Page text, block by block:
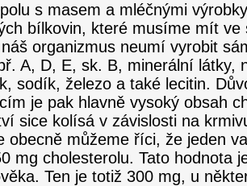
s masem a mléčnými
bílkovin, které musíme mít ve
organizmus neumí vyrobit
A, D, E, sk. B, minerální látky,
sodík, železo a také lecitin.
je pak hlavně vysoký obsah
sice kolísá v závislosti na
obecně můžeme říci, že jeden
mg cholesterolu. Tato hodnota
Ten je totiž 300 mg, u